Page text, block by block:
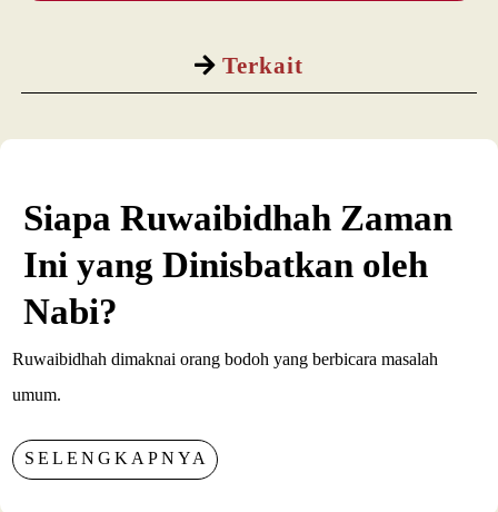
Terkait
Siapa Ruwaibidhah Zaman
Ini yang Dinisbatkan oleh
Nabi?
Ruwaibidhah dimaknai orang bodoh yang berbicara masalah
umum.
SELENGKAPNYA